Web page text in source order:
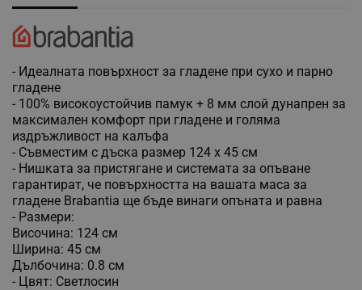
- Идеалната повърхност за гладене при сухо и парно
гладене
- 100% високоустойчив памук + 8 мм слой дунапрен за
максимален комфорт при гладене и голяма
издръжливост на калъфа
- Съвместим с дъска размер 124 x 45 см
- Нишката за пристягане и системата за опъване
гарантират, че повърхността на вашата маса за
гладене Brabantia ще бъде винаги опъната и равна
- Размери:
Височина: 124 см
Ширина: 45 см
Дълбочина: 0.8 см
- Цвят: Светлосин